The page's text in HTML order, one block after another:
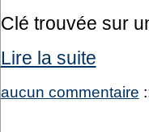
Clé trouvée sur
Lire la suite
aucun commentaire